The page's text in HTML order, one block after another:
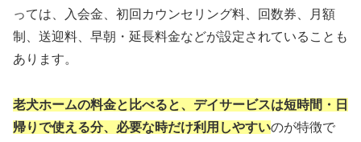
っては、入会金、初回カウンセリング料、回数券、月額
制、送迎料、早朝・延長料金などが設定されていることも
あります。
老犬ホームの料金と比べると、デイサービスは短時間・日
帰りで使える分、必要な時だけ利用しやすいのが特徴で